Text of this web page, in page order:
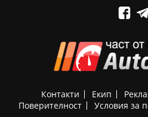
Контакти Екип
Поверителност
Условия за